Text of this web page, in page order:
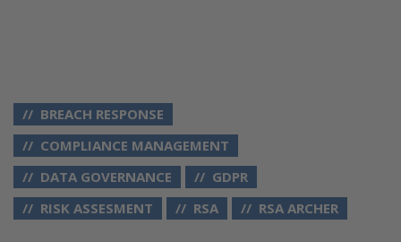
BREACH RESPONSE
COMPLIANCE MANAGEMENT
DATA GOVERNANCE
GDPR
RISK ASSESMENT
RSA RSA ARCHER